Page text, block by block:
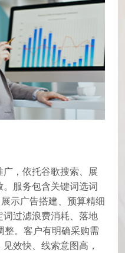
等俄语独联体地区主流
开户、俄语关键词本地
广告等搭建，按区域、
生数据分析工具追踪询
品、跨境电商企业深耕
采购商与终端客户主动